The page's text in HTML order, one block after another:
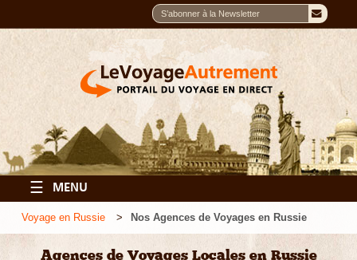
☰ MENU
Voyage en Russie Nos Agences de Voyages en Russie
Agences de Voyages Locales en Russie